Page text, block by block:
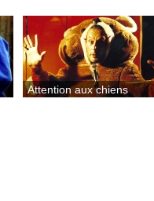
Attention aux chiens